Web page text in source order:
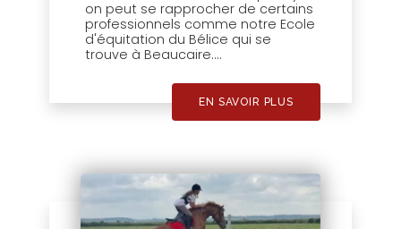
on peut se rapprocher de certains
professionnels comme notre Ecole
d'équitation du Bélice qui se
trouve à Beaucaire....
EN SAVOIR PLUS